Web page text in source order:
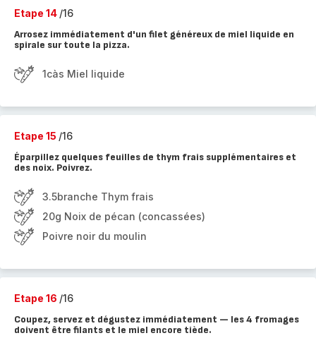
Etape 14 /16
Arrosez immédiatement d'un filet généreux de miel liquide en
spirale sur toute la pizza.
1càs Miel liquide
Etape 15 /16
Éparpillez quelques feuilles de thym frais supplémentaires et
des noix. Poivrez.
3.5branche Thym frais
20g Noix de pécan (concassées)
Poivre noir du moulin
Etape 16 /16
Coupez, servez et dégustez immédiatement — les 4 fromages
doivent être filants et le miel encore tiède.